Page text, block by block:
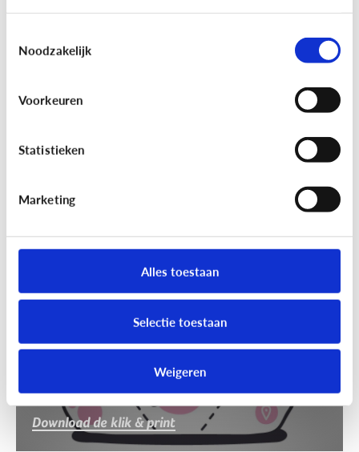
Noodzakelijk
Voorkeuren
Statistieken
Marketing
Alles toestaan
Selectie toestaan
Weigeren
[Klik & Print]Slim speelgoed: waar
moet ik op letten?
Download de klik & print